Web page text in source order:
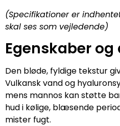
(Specifikationer er
skal ses som vejledende)
Egenskaber
Den bløde, fyldige tekstur
Vulkansk vand og
mens mannos kan støtte
hud i kølige, blæsende
mister fugt.